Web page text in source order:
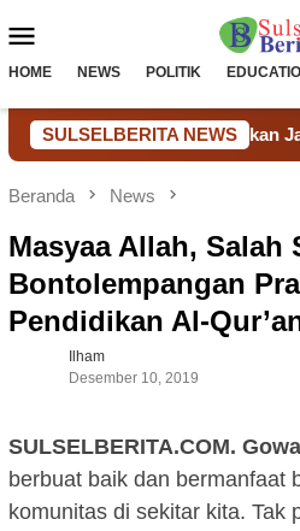
ke
Mobile
HOME NEWS POLITIK
SULSELBERITA NEWS
Takalar Meriahkan Jalan
Beranda News
Masyaa Allah, Salah
Bontolempangan
Pendidikan Al-
Ilham
Desember 10, 2019
SULSELBERITA.COM. Gowa
berbuat baik dan bermanfaat
komunitas di sekitar kita. Tak